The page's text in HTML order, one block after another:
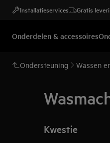
Installatieservices Gratis
Onderdelen & accessoires
Ondersteuning Wassen
Kwestie